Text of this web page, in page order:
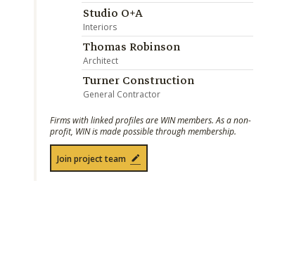
Studio O+A
Interiors
Thomas Robinson
Architect
Turner Construction
General Contractor
Firms with linked profiles are WIN members. As a non-
profit, WIN is made possible through membership.
Join project team